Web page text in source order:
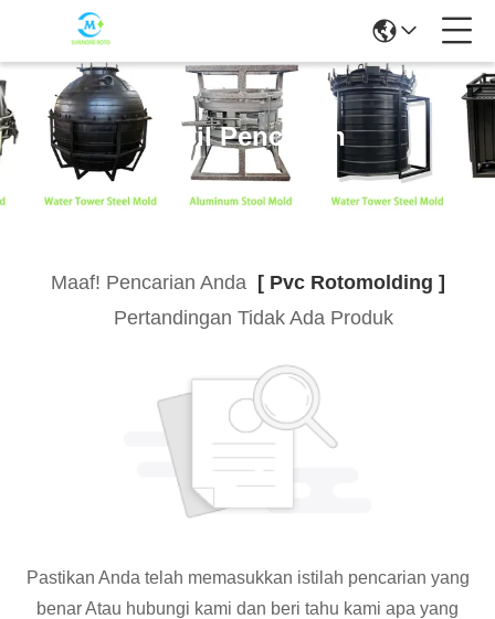
Hasil Pencarian
Maaf! Pencarian Anda
[ Pvc Rotomolding ]
Pertandingan Tidak Ada Produk
Pastikan Anda telah memasukkan istilah pencarian yang
benar Atau hubungi kami dan beri tahu kami apa yang